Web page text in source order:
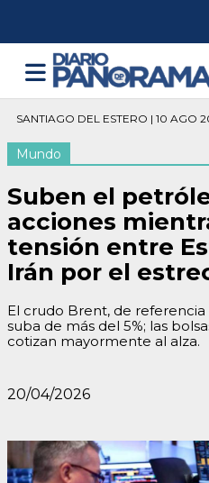
SANTIAGO DEL ESTERO | 10 AGO
Mundo
Suben el
acciones
tensión entre
Irán por el
El crudo Brent, de
suba de más del 5%; las
cotizan mayormente al alza.
20/04/2026